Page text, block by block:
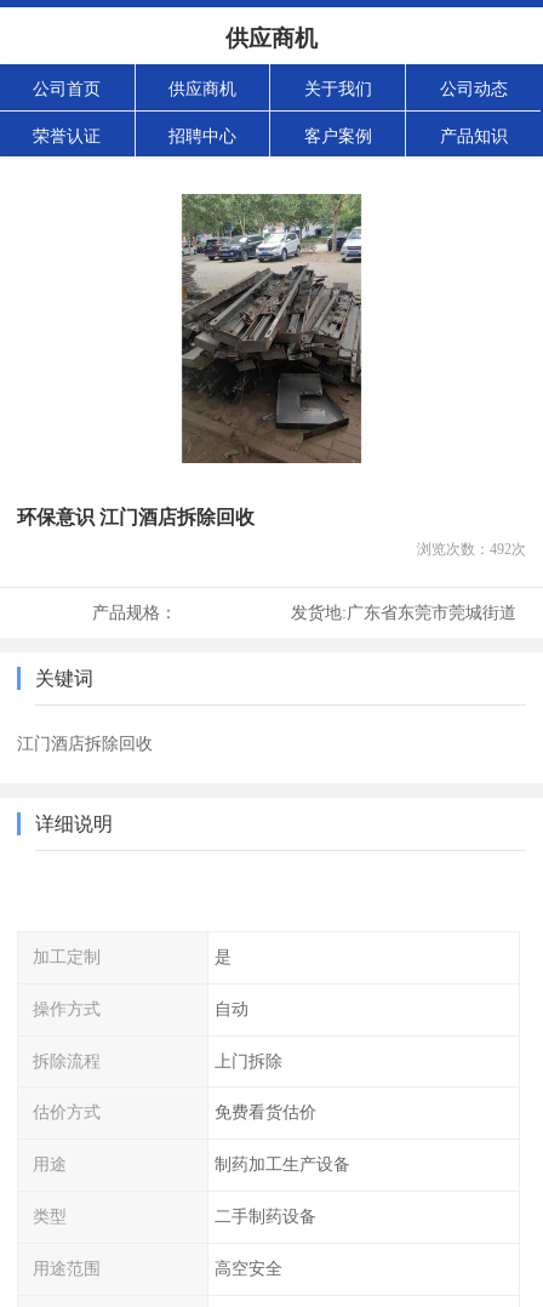
供应商机
公司首页 供应商机 关于我们 公司动态
荣誉认证 招聘中心 客户案例 产品知识
环保意识 江门酒店拆除回收
浏览次数： 492次
产品规格： 发货地:广东省东莞市莞城街道
关键词
江门酒店拆除回收
详细说明
加工定制 是
操作方式 自动
拆除流程 上门拆除
估价方式 免费看货估价
用途 制药加工生产设备
类型 二手制药设备
用途范围 高空安全